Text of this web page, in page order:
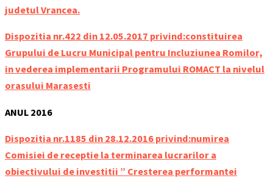
judetul Vrancea.
Dispozitia nr.422 din 12.05.2017 privind:constituirea
Grupului de Lucru Municipal pentru Incluziunea Romilor,
in vederea implementarii Programului ROMACT la nivelul
orasului Marasesti
ANUL 2016
Dispozitia nr.1185 din 28.12.2016 privind:numirea
Comisiei de receptie la terminarea lucrarilor a
obiectivului de investitii ” Cresterea performantei